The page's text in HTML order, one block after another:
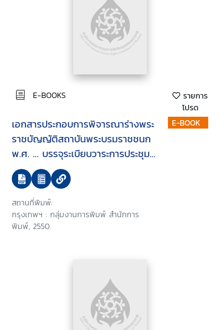
E-BOOKS
รายการ
โปรด
เอกสารประกอบการพิจารณาร่างพระ
ราชบัญญัติสถาบันพระบรมราชชนก
พ.ศ. ... บรรจุระเบียบวาระการประชุม
สภานิติบัญญัติแห่งชาติ ในคราว
ประชุมสภานิติบัญญัติแห่งชาติ ครั้งที่
6/2550 วันพุธที่ 31 มกราคม 2550
สถานที่พิมพ์:
กรุงเทพฯ : กลุ่มงานการพิมพ์ สำนักการ
พิมพ์, 2550.
E-BOOK